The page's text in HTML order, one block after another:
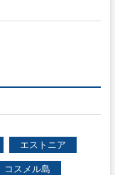
エストニア
コスメル島